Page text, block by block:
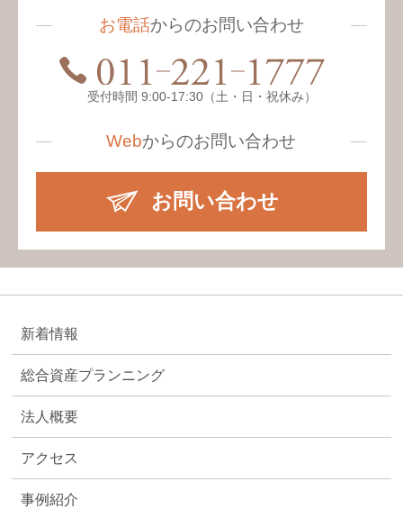
お電話からのお問い合わせ
受付時間 9:00-17:30（土・日・祝休み）
Webからのお問い合わせ
お問い合わせ
新着情報
総合資産プランニング
法人概要
アクセス
事例紹介